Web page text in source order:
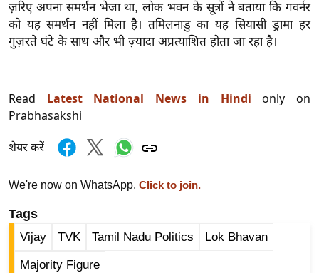
बॉ
ली
वु
ली
वु
ड
ल्म
मी
क्षा
B
ज़रिए अपना समर्थन भेजा था, लोक भवन के सूत्रों ने बताया कि गवर्नर
को यह समर्थन नहीं मिला है। तमिलनाडु का यह सियासी ड्रामा हर
गुज़रते घंटे के साथ और भी ज़्यादा अप्रत्याशित होता जा रहा है।
Read Latest National News in Hindionly on
Prabhasakshi
शेयर करें
We're now on WhatsApp. Click to join.
Tags
Vijay TVK Tamil Nadu Politics Lok Bhavan
Majority Figure